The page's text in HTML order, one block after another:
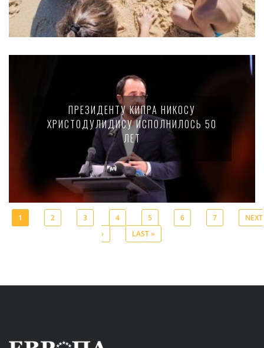
ПРЕЗИДЕНТУ КИПРА НИКОСУ
ХРИСТОДУЛИДИСУ ИСПОЛНИЛОСЬ 50
ЛЕТ
1 2 3 4 5 6 7
NEXT
›
LAST »